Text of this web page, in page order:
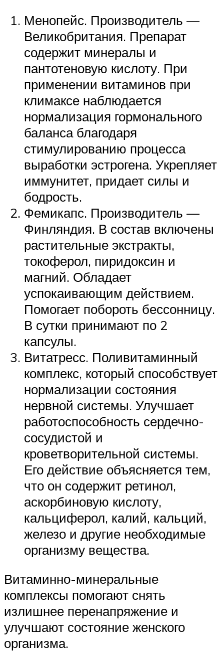
Менопейс. Производитель —
Великобритания. Препарат
содержит минералы и
пантотеновую кислоту. При
применении витаминов при
климаксе наблюдается
нормализация гормонального
баланса благодаря
стимулированию процесса
выработки эстрогена. Укрепляет
иммунитет, придает силы и
бодрость.
Фемикапс. Производитель —
Финляндия. В состав включены
растительные экстракты,
токоферол, пиридоксин и
магний. Обладает
успокаивающим действием.
Помогает побороть бессонницу.
В сутки принимают по 2
капсулы.
Витатресс. Поливитаминный
комплекс, который способствует
нормализации состояния
нервной системы. Улучшает
работоспособность сердечно-
сосудистой и
кроветворительной системы.
Его действие объясняется тем,
что он содержит ретинол,
аскорбиновую кислоту,
кальциферол, калий, кальций,
железо и другие необходимые
организму вещества.
Витаминно-минеральные
комплексы помогают снять
излишнее перенапряжение и
улучшают состояние женского
организма.